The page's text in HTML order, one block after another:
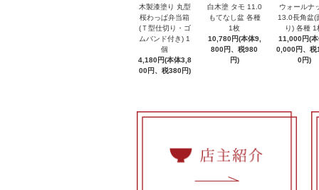
木製漆塗り 丸型
桜わっぱ弁当箱
(Ｔ型仕切り・ゴ
ムバンド付き) 1
個
4,180円(本体3,8
00円、税380円)
白木塗 タモ 11.0
もてなし盆 各種
1枚
10,780円(本体9,
800円、税980
円)
ウォールナ
13.0長角盆(
り) 各種 1
11,000円(
0,000円、税
0円)